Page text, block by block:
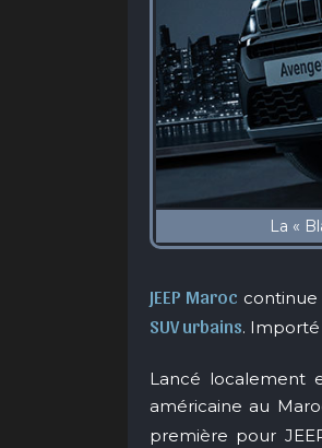
JEEP Maroc continue
SUV urbains. Importé
Lancé localement
américaine au
première pour